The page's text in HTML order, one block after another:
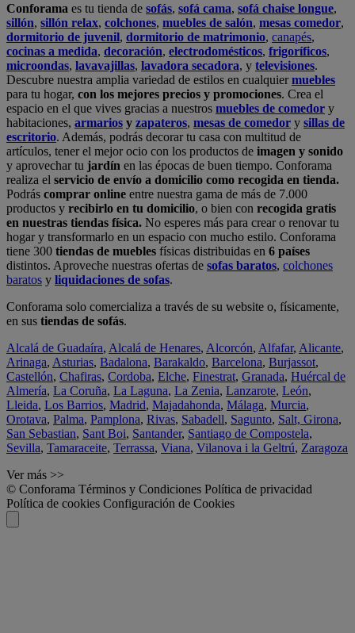
Conforama es tu tienda de sofás, sofá cama, sofá chaise longue,
sillón, sillón relax, colchones, muebles de salón, mesas comedor,
dormitorio de juvenil, dormitorio de matrimonio, canapés,
cocinas a medida, decoración, electrodomésticos, frigoríficos,
microondas, lavavajillas, lavadora secadora, y televisiones.
Descubre nuestra amplia variedad de estilos en cualquiermuebles
para tu hogar, con los mejores precios y promociones. Crea el
espacio en el que vives gracias a nuestros muebles de comedor y
habitaciones, armarios y zapateros, mesas de comedor y sillas de
escritorio. Además, podrás decorar tu casa con multitud de
artículos, tener el mejor ocio con los productos de imagen y sonido
y aprovechar tu jardín en las épocas de buen tiempo. Conforama
realiza el servicio de envío a domicilio como recogida en tienda.
Podrás comprar online entre nuestra gama de más de 7.000
productos y recibirlo en tu domicilio, o bien con recogida gratis
en nuestras tiendas física. No esperes más para crear o renovar tu
hogar y transformarlo en un espacio con mucho estilo. Conforama
tiene 300 tiendas de muebles físicas distribuidas en 6 países
distintos. Aproveche nuestras ofertas de sofas baratos, colchones
baratos y liquidaciones de sofas.
Conforama solo comercializa a través de su website o, físicamente,
en sus tiendas de sofás.
Alcalá de Guadaíra, Alcalá de Henares, Alcorcón, Alfafar, Alicante,
Arinaga, Asturias, Badalona, Barakaldo, Barcelona, Burjassot,
Castellón, Chafiras, Cordoba, Elche, Finestrat, Granada, Huércal de
Almería, La Coruña, La Laguna, La Zenia, Lanzarote, León,
Lleida, Los Barrios, Madrid, Majadahonda, Málaga, Murcia,
Orotava, Palma, Pamplona, Rivas, Sabadell, Sagunto, Salt, Girona,
San Sebastian, Sant Boi, Santander, Santiago de Compostela,
Sevilla, Tamaraceite, Terrassa, Viana, Vilanova i la Geltrú, Zaragoza
Ver más >>
© Conforama Términos y Condiciones Política de privacidad
Política de cookies Configuración de Cookies